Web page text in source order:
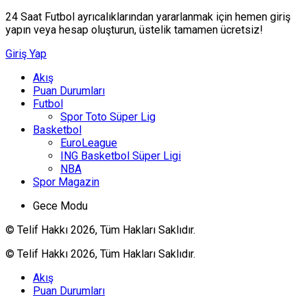
24 Saat Futbol ayrıcalıklarından yararlanmak için hemen giriş
yapın veya hesap oluşturun, üstelik tamamen ücretsiz!
Giriş Yap
Akış
Puan Durumları
Futbol
Spor Toto Süper Lig
Basketbol
EuroLeague
ING Basketbol Süper Ligi
NBA
Spor Magazin
Gece Modu
© Telif Hakkı 2026, Tüm Hakları Saklıdır.
© Telif Hakkı 2026, Tüm Hakları Saklıdır.
Akış
Puan Durumları